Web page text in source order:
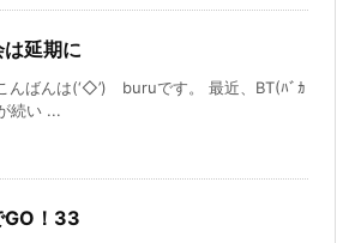
延期に
ばんは(‘◇’)ゞburuです。 最近、BT(ﾊﾞｶ
続い ...
GO！33